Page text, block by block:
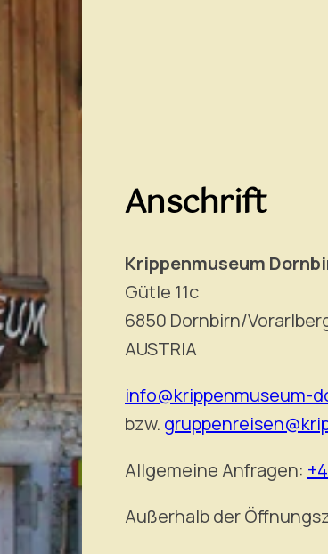
Anschrift
Krippenmuseum
Gütle 11c
6850 Dornbirn/
AUSTRIA
info@krippenmuseum-
bzw.
Allgemeine Anfragen:
Außerhalb der